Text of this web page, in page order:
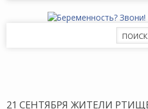
21 СЕНТЯБРЯ ЖИТЕЛИ